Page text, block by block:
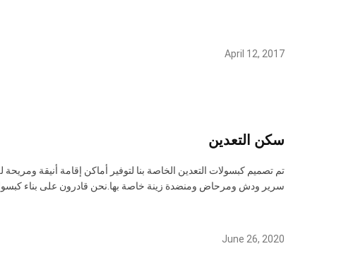
April 12, 2017
سكن التعدين
سرير ودش ومرحاض ومنضدة زينة خاصة بها.نحن قادرون على بناء كبسولات
June 26, 2020